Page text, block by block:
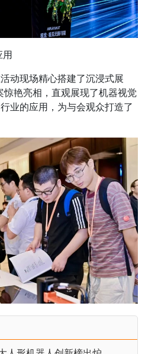
用
动现场精心搭建了沉浸式展
艳亮相，直观展现了机器视觉
业的应用，为与会观众打造了